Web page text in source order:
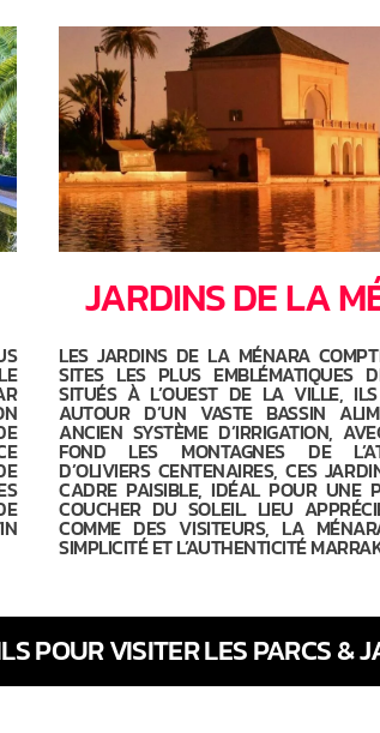
JARDINS DE LA
LES JARDINS DE LA MÉNARA
SITES LES PLUS EMBLÉMATIQUES
SITUÉS À L’OUEST DE LA VILLE, ILS
AUTOUR D’UN VASTE BASSIN
ANCIEN SYSTÈME D’IRRIGATION,
FOND LES MONTAGNES DE
D’OLIVIERS CENTENAIRES, CES
CADRE PAISIBLE, IDÉAL POUR UNE
COUCHER DU SOLEIL. LIEU
COMME DES VISITEURS, LA
SIMPLICITÉ ET L’AUTHENTICITÉ
POUR VISITER LES PARCS &